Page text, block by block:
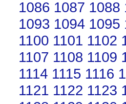
1086 1087 1088
1093 1094 1095
1100 1101 1102
1107 1108 1109
1114 1115 1116
1121 1122 1123